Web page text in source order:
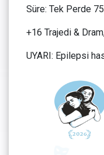
Süre: Tek Perde
+16 Trajedi &
UYARI: Epilepsi